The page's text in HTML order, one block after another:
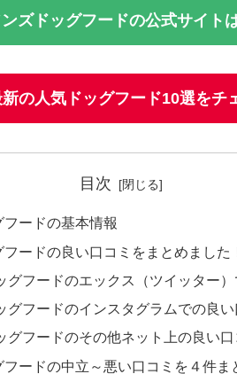
ズドッグフードの公式サイト
の人気ドッグフード10選をチ
目次
ードの基本情報
ードの良い口コミをまとめました
グフードのエックス（ツイッター
グフードのインスタグラムでの良
グフードのその他ネット上の良い
ードの中立～悪い口コミを４件ま